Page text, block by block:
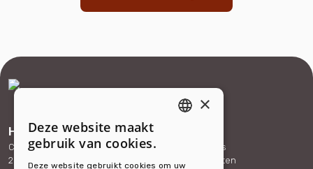
Hello Housing
Carolina van Nassaustraat 165
2595 SX The Hague
Expat services
Bedrijfsdiensten
×
Deze website maakt
gebruik van cookies.
Deze website gebruikt cookies om uw